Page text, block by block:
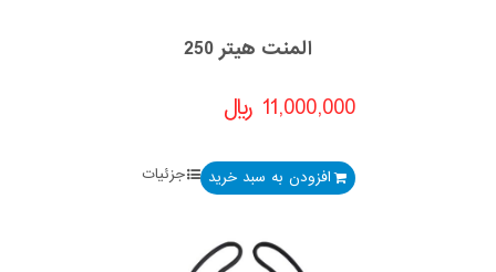
المنت هیتر 250
﷼ 11,000,000
افزودن به سبد خرید جزئیات